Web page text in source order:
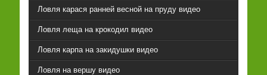
Ловля карася ранней весной на пруду видео
Ловля леща на крокодил видео
Ловля карпа на закидушки видео
Ловля на вершу видео